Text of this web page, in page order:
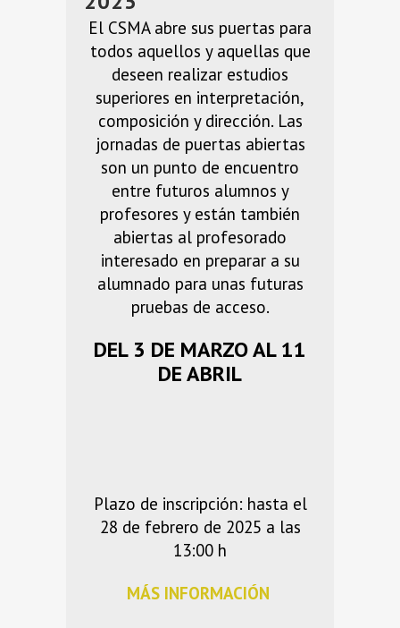
El CSMA abre sus puertas para
todos aquellos y aquellas que
deseen realizar estudios
superiores en interpretación,
composición y dirección. Las
jornadas de puertas abiertas
son un punto de encuentro
entre futuros alumnos y
profesores y están también
abiertas al profesorado
interesado en preparar a su
alumnado para unas futuras
pruebas de acceso.
DEL 3 DE MARZO AL 11
DE ABRIL
Plazo de inscripción: hasta el
28 de febrero de 2025 a las
13:00 h
MÁS INFORMACIÓN